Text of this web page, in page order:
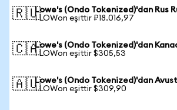
🇷🇺Lowe's (Ondo Tokenized)'dan Rus
1 LOWon eşittir ₽18.016,97
🇨🇦Lowe's (Ondo Tokenized)'dan
1 LOWon eşittir $305,53
🇦🇺Lowe's (Ondo Tokenized)'dan
1 LOWon eşittir $309,90